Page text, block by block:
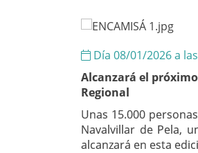
Día 08/01/2026 a
Alcanzará el
Regional
Unas 15.000
Navalvillar de Pela,
alcanzará en esta